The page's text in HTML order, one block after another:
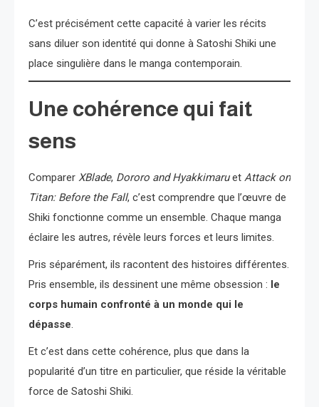
C’est précisément cette capacité à varier les récits
sans diluer son identité qui donne à Satoshi Shiki une
place singulière dans le manga contemporain.
Une cohérence qui fait
sens
Comparer XBlade, Dororo and Hyakkimaruet Attack on
Titan: Before the Fall, c’est comprendre que l’œuvre de
Shiki fonctionne comme un ensemble. Chaque manga
éclaire les autres, révèle leurs forces et leurs limites.
Pris séparément, ils racontent des histoires différentes.
Pris ensemble, ils dessinent une même obsession : le
corps humain confronté à un monde qui le
dépasse
Et c’est dans cette cohérence, plus que dans la
popularité d’un titre en particulier, que réside la véritable
force de Satoshi Shiki.